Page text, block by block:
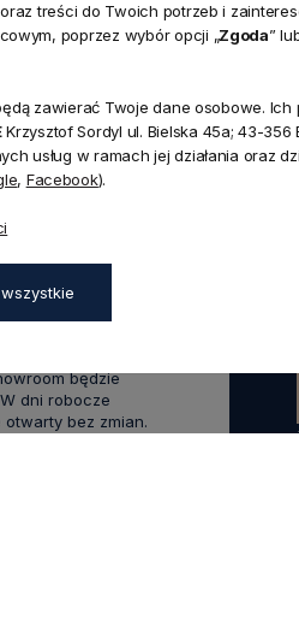
będzie
dni robocze
bez zmian.
treści do Twoich potrzeb i
poprzez wybór opcji „Zgoda”
zawierać Twoje dane osobowe.
Krzysztof Sordyl ul. Bielska 45a; 43-356
usług w ramach jej działania oraz
, Facebook).